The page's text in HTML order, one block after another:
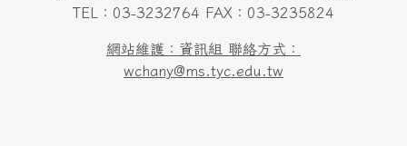
TEL：03-3232764 FAX：03-3235824
網站維護：資訊組 聯絡方式：
wchany@ms.tyc.edu.tw